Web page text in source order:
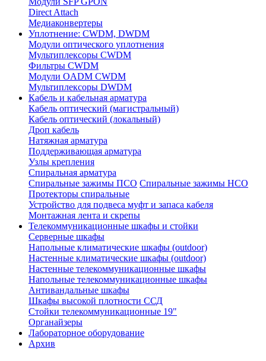
Direct Attach
Медиаконвертеры
Уплотнение: CWDM, DWDM
Модули оптического уплотнения
Мультиплексоры CWDM
Фильтры CWDM
Модули OADM CWDM
Мультиплексоры DWDM
Кабель и кабельная арматура
Кабель оптический (магистральный)
Кабель оптический (локальный)
Дроп кабель
Натяжная арматура
Поддерживающая арматура
Узлы крепления
Спиральная арматура
Спиральные зажимы ПСО Спиральные зажимы НСО
Протекторы спиральные
Устройство для подвеса муфт и запаса кабеля
Монтажная лента и скрепы
Телекоммуникационные шкафы и стойки
Серверные шкафы
Напольные климатические шкафы (outdoor)
Настенные климатические шкафы (outdoor)
Настенные телекоммуникационные шкафы
Напольные телекоммуникационные шкафы
Антивандальные шкафы
Шкафы высокой плотности ССД
Стойки телекоммуникационные 19"
Органайзеры
Лабораторное оборудование
Архив